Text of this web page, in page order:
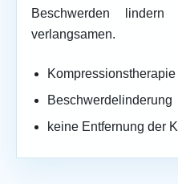
Beschwerden
verlangsamen.
Kompressionstherapie
Beschwerdelinderung
keine Entfernung der